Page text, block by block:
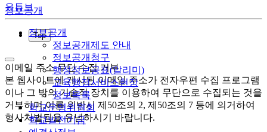
정보공개
정보공개
정보공개제도 안내
정보공개청구
행정정보공표(알리미)
교육행정서비스현장
정보목록
학교운영위원회
학교발전기금
유튜브
Top
이메일 주소 무단 수집 거부
본 웹사이트에 게시된 이메일 주소가 전자우편 수집 프로그램
이나 그 밖의 기술적 장치를 이용하여 무단으로 수집되는 것을
거부하며,이를 위반시 제50조의 2, 제50조의 7 등에 의거하여
형사처벌됨을 유념하시기 바랍니다.